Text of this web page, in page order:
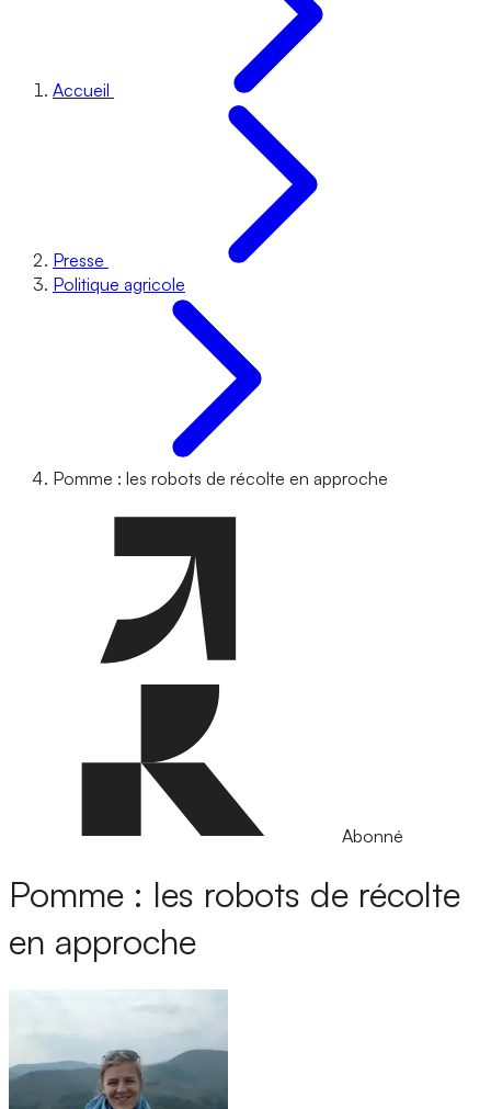
Accueil
Presse
Politique agricole
Pomme : les robots de récolte en approche
Abonné
Pomme : les robots de récolte
en approche